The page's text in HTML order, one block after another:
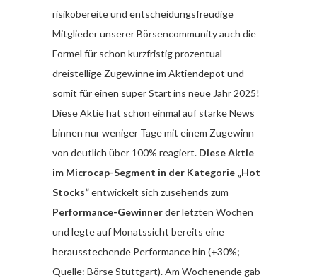
risikobereite und entscheidungsfreudige
Mitglieder unserer Börsencommunity auch die
Formel für schon kurzfristig prozentual
dreistellige Zugewinne im Aktiendepot und
somit für einen super Start ins neue Jahr 2025!
Diese Aktie hat schon einmal auf starke News
binnen nur weniger Tage mit einem Zugewinn
von deutlich über 100% reagiert. Diese Aktie
im Microcap-Segment in der Kategorie „Hot
Stocks“entwickelt sich zusehends zum
Performance-Gewinnerder letzten Wochen
und legte auf Monatssicht bereits eine
herausstechende Performance hin (+30%;
Quelle: Börse Stuttgart). Am Wochenende gab